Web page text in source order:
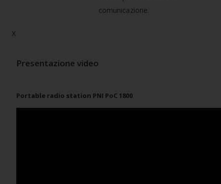
comunicazione.
X
Presentazione video
Portable radio station PNI PoC 1800